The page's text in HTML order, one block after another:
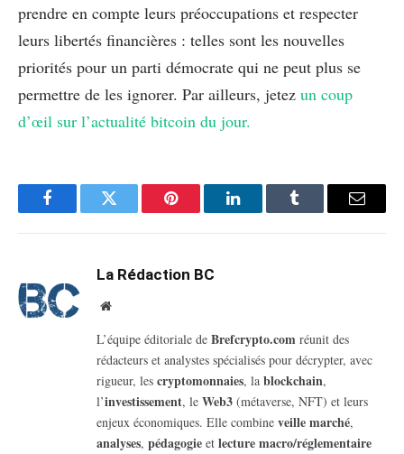
prendre en compte leurs préoccupations et respecter
leurs libertés financières : telles sont les nouvelles
priorités pour un parti démocrate qui ne peut plus se
permettre de les ignorer. Par ailleurs, jetez un coup
d’œil sur l’actualité bitcoin du jour.
FacebookTwitter Pinterest LinkedInTumblr Email
La Rédaction BC
Website
L’équipe éditoriale de Brefcrypto.com réunit des
rédacteurs et analystes spécialisés pour décrypter, avec
rigueur, les cryptomonnaies, la blockchain,
l’investissement, le Web3 (métaverse, NFT) et leurs
enjeux économiques. Elle combine veille marché,
analyses, pédagogie et lecture macro/réglementaire